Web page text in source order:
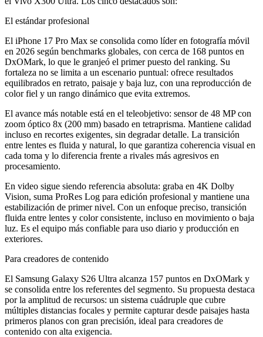
El estándar profesional
El iPhone 17 Pro Max se consolida como líder en fotografía móvil
en 2026 según benchmarks globales, con cerca de 168 puntos en
DxOMark, lo que le granjeó el primer puesto del ranking. Su
fortaleza no se limita a un escenario puntual: ofrece resultados
equilibrados en retrato, paisaje y baja luz, con una reproducción de
color fiel y un rango dinámico que evita extremos.
El avance más notable está en el teleobjetivo: sensor de 48 MP con
zoom óptico 8x (200 mm) basado en tetraprisma. Mantiene calidad
incluso en recortes exigentes, sin degradar detalle. La transición
entre lentes es fluida y natural, lo que garantiza coherencia visual en
cada toma y lo diferencia frente a rivales más agresivos en
procesamiento.
En video sigue siendo referencia absoluta: graba en 4K Dolby
Vision, suma ProRes Log para edición profesional y mantiene una
estabilización de primer nivel. Con un enfoque preciso, transición
fluida entre lentes y color consistente, incluso en movimiento o baja
luz. Es el equipo más confiable para uso diario y producción en
exteriores.
Para creadores de contenido
El Samsung Galaxy S26 Ultra alcanza 157 puntos en DxOMark y
se consolida entre los referentes del segmento. Su propuesta destaca
por la amplitud de recursos: un sistema cuádruple que cubre
múltiples distancias focales y permite capturar desde paisajes hasta
primeros planos con gran precisión, ideal para creadores de
contenido con alta exigencia.